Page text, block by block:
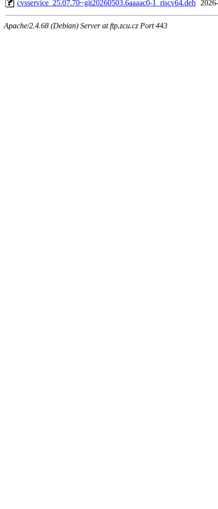
cvsservice_25.07.70~git20260503.6aaaac0-1_riscv64.deb
Apache/2.4.68 (Debian) Server at ftp.zcu.cz Port 443